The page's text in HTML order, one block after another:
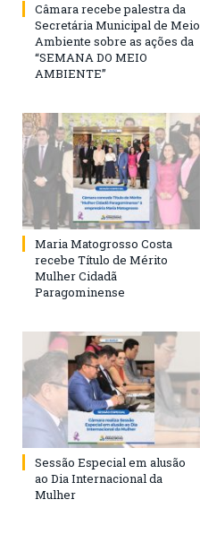
Câmara recebe palestra da
Secretária Municipal de Meio
Ambiente sobre as ações da
“SEMANA DO MEIO
AMBIENTE”
Maria Matogrosso Costa
recebe Título de Mérito
Mulher Cidadã
Paragominense
Sessão Especial em alusão
ao Dia Internacional da
Mulher